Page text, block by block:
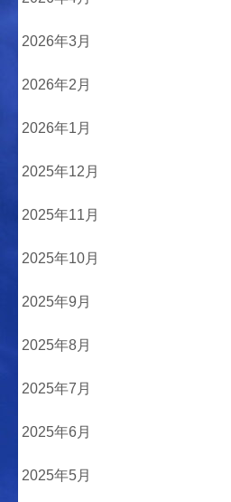
2026年3月
2026年2月
2026年1月
2025年12月
2025年11月
2025年10月
2025年9月
2025年8月
2025年7月
2025年6月
2025年5月